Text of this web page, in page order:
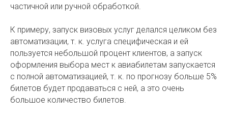
частичной или ручной обработкой.
К примеру, запуск визовых услуг делался целиком без
автоматизации, т. к. услуга специфическая и ей
пользуется небольшой процент клиентов, а запуск
оформления выбора мест к авиабилетам запускается
с полной автоматизацией, т. к. по прогнозу больше 5%
билетов будет продаваться с ней, а это очень
большое количество билетов.